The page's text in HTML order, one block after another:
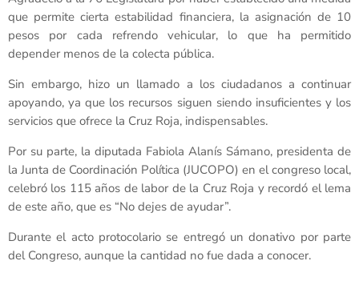
que permite cierta estabilidad financiera, la asignación de 10
pesos por cada refrendo vehicular, lo que ha permitido
depender menos de la colecta pública.
Sin embargo, hizo un llamado a los ciudadanos a continuar
apoyando, ya que los recursos siguen siendo insuficientes y los
servicios que ofrece la Cruz Roja, indispensables.
Por su parte, la diputada Fabiola Alanís Sámano, presidenta de
la Junta de Coordinación Política (JUCOPO) en el congreso local,
celebró los 115 años de labor de la Cruz Roja y recordó el lema
de este año, que es “No dejes de ayudar”.
Durante el acto protocolario se entregó un donativo por parte
del Congreso, aunque la cantidad no fue dada a conocer.